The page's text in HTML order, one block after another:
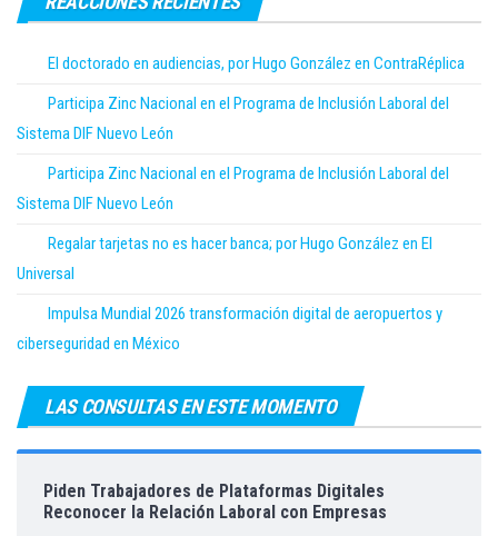
El doctorado en audiencias, por Hugo González en ContraRéplica
Participa Zinc Nacional en el Programa de Inclusión Laboral del
Sistema DIF Nuevo León
Participa Zinc Nacional en el Programa de Inclusión Laboral del
Sistema DIF Nuevo León
Regalar tarjetas no es hacer banca; por Hugo González en El
Universal
Impulsa Mundial 2026 transformación digital de aeropuertos y
ciberseguridad en México
LAS CONSULTAS EN ESTE MOMENTO
Piden Trabajadores de Plataformas Digitales
Reconocer la Relación Laboral con Empresas